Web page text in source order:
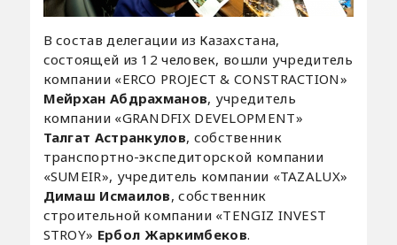
В состав делегации из Казахстана,
состоящей из 12 человек, вошли учредитель
компании «ERCO PROJECT & CONSTRACTION»
Мейрхан Абдрахманов, учредитель
компании «GRANDFIX DEVELOPMENT»
Талгат Астранкулов, собственник
транспортно-экспедиторской компании
«SUMEIR», учредитель компании «TAZALUX»
Димаш Исмаилов, собственник
строительной компании «TENGIZ INVEST
STROY» Ербол Жаркимбеков.